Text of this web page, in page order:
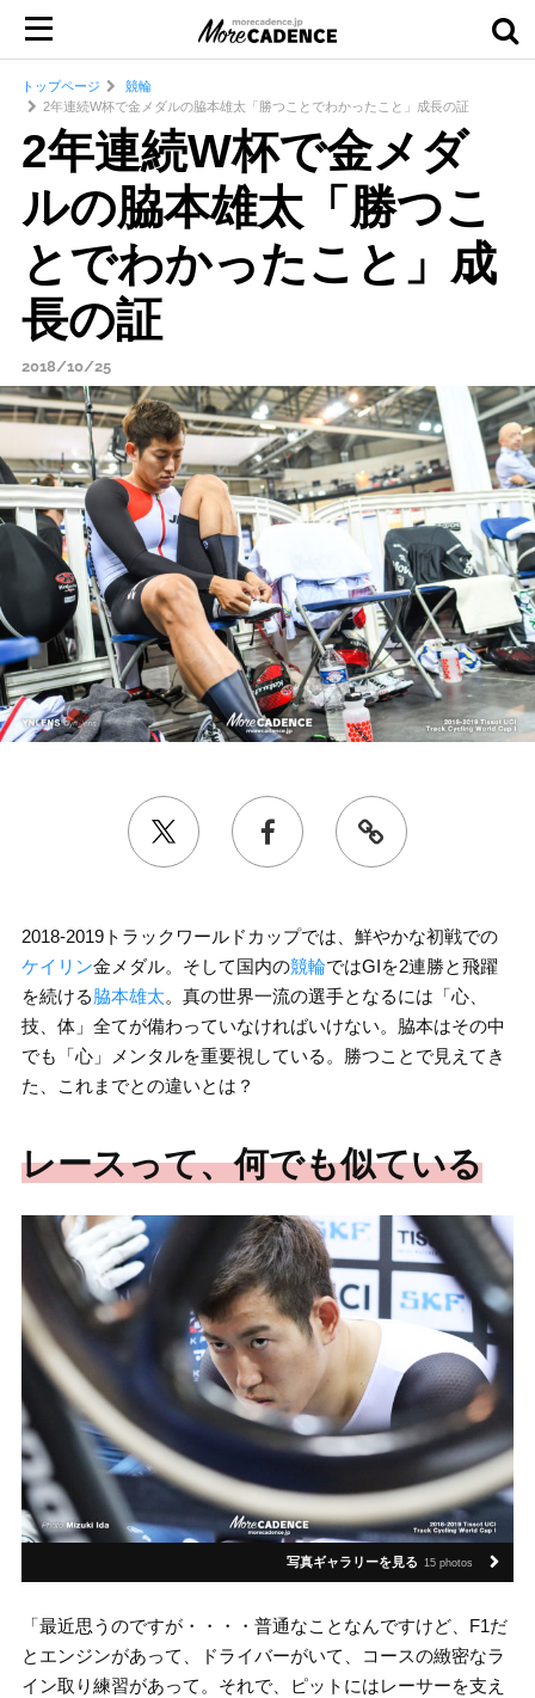
トップページ
競輪
2年連続W杯で金メダルの脇本雄太「勝つことでわかったこと」成長の証
2年連続W杯で金メダ
ルの脇本雄太「勝つこ
とでわかったこと」成
長の証
2018/10/25
2018-2019トラックワールドカップでは、鮮やかな初戦での
ケイリン金メダル。そして国内の競輪ではGIを2連勝と飛躍
を続ける脇本雄太。真の世界一流の選手となるには「心、
技、体」全てが備わっていなければいけない。脇本はその中
でも「心」メンタルを重要視している。勝つことで見えてき
た、これまでとの違いとは？
レースって、何でも似ている
写真ギャラリーを見る 15 photos
「最近思うのですが・・・・普通なことなんですけど、F1だ
とエンジンがあって、ドライバーがいて、コースの緻密なラ
イン取り練習があって。それで、ピットにはレーサーを支え